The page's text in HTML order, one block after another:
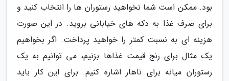
بود. ممکن است شما نخواهید رستوران ها را انتخاب کنید و
برای صرف غذا به دکه های خیابانی بروید. در این صورت
هزینه ای به نسبت کمتر را خواهید پرداخت. اگر بخواهیم
یک مثال برای رنج قیمت غذاها بزنیم، می توانیم به یک
رستوران میانه برای ناهار اشاره کنیم. برای این کار باید